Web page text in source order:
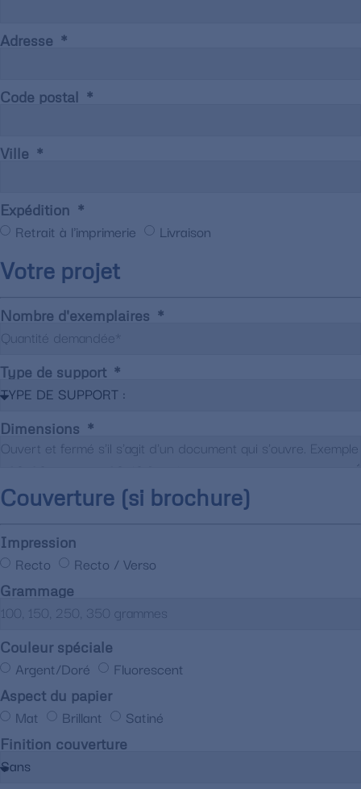
Adresse
Code postal
Ville
Expédition
Retrait à l'imprimerie Livraison
Votre projet
Nombre d'exemplaires
Type de support
Dimensions
Couverture (si brochure)
Impression
Recto Recto / Verso
Grammage
Couleur spéciale
Argent/Doré Fluorescent
Aspect du papier
Mat Brillant Satiné
Finition couverture